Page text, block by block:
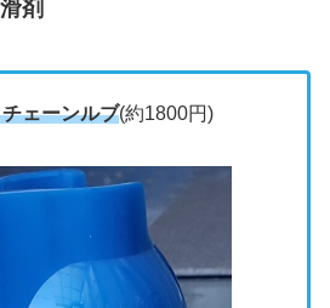
剤
ェーンルブ(約1800円)